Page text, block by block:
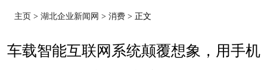
主页 >湖北企业新闻网 >消费 > 正文
车载智能互联网系统颠覆想象，用手机